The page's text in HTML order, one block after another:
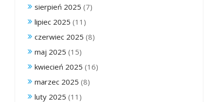
sierpień 2025 (7)
lipiec 2025 (11)
czerwiec 2025 (8)
maj 2025 (15)
kwiecień 2025 (16)
marzec 2025 (8)
luty 2025 (11)